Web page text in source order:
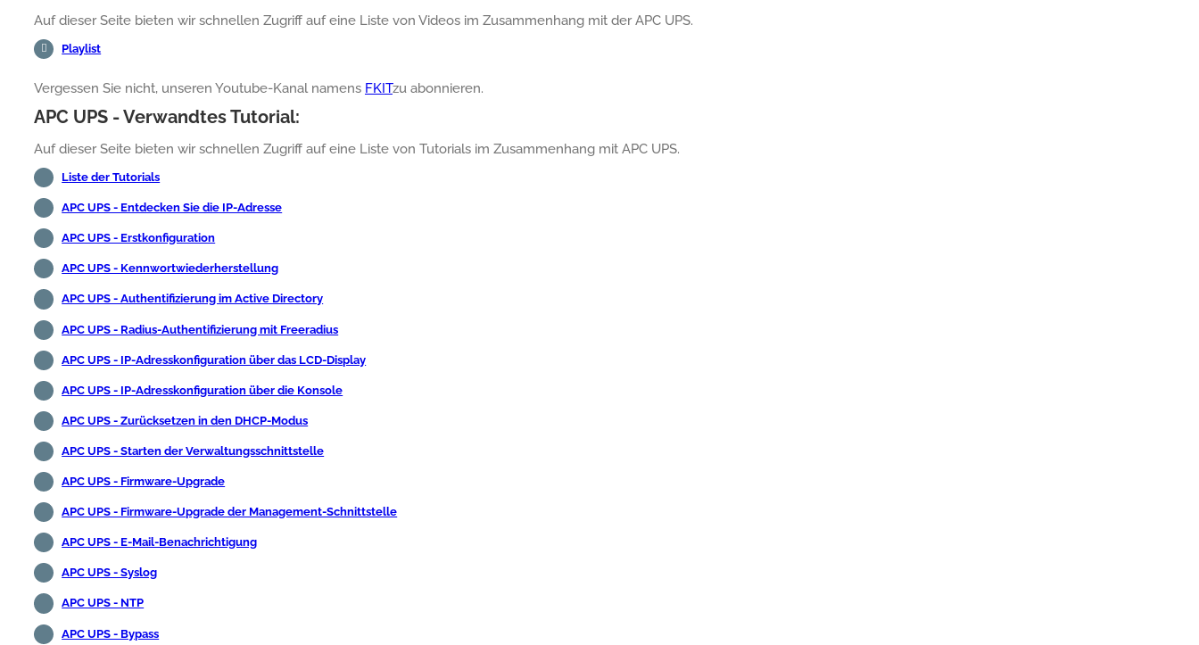
Auf dieser Seite bieten wir schnellen Zugriff auf eine Liste von Videos im Zusammenhang mit der APC UPS.
Playlist
Vergessen Sie nicht, unseren Youtube-Kanal namens FKITzu abonnieren.
APC UPS - Verwandtes Tutorial:
Auf dieser Seite bieten wir schnellen Zugriff auf eine Liste von Tutorials im Zusammenhang mit APC UPS.
Liste der Tutorials
APC UPS - Entdecken Sie die IP-Adresse
APC UPS - Erstkonfiguration
APC UPS - Kennwortwiederherstellung
APC UPS - Authentifizierung im Active Directory
APC UPS - Radius-Authentifizierung mit Freeradius
APC UPS - IP-Adresskonfiguration über das LCD-Display
APC UPS - IP-Adresskonfiguration über die Konsole
APC UPS - Zurücksetzen in den DHCP-Modus
APC UPS - Starten der Verwaltungsschnittstelle
APC UPS - Firmware-Upgrade
APC UPS - Firmware-Upgrade der Management-Schnittstelle
APC UPS - E-Mail-Benachrichtigung
APC UPS - Syslog
APC UPS - NTP
APC UPS - Bypass